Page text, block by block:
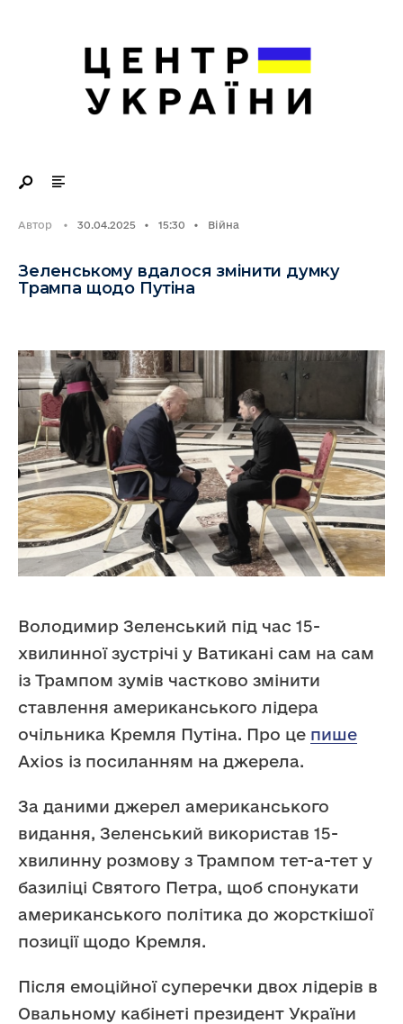
Автор • 30.04.2025 • 15:30 • Війна
Зеленському вдалося змінити думку
Трампа щодо Путіна
Володимир Зеленський під час 15-
хвилинної зустрічі у Ватикані сам на сам
із Трампом зумів частково змінити
ставлення американського лідера
очільника Кремля Путіна. Про це пише
Axios із посиланням на джерела.
За даними джерел американського
видання, Зеленський використав 15-
хвилинну розмову з Трампом тет-а-тет у
базиліці Святого Петра, щоб спонукати
американського політика до жорсткішої
позиції щодо Кремля.
Після емоційної суперечки двох лідерів в
Овальному кабінеті президент України